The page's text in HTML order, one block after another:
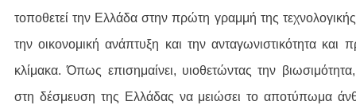
τοποθετεί την Ελλάδα στην πρώτη γραμμή της
την οικονομική ανάπτυξη και την ανταγωνιστικότητα και
κλίμακα. Όπως επισημαίνει, υιοθετώντας την
στη δέσμευση της Ελλάδας να μειώσει το αποτύπωμα